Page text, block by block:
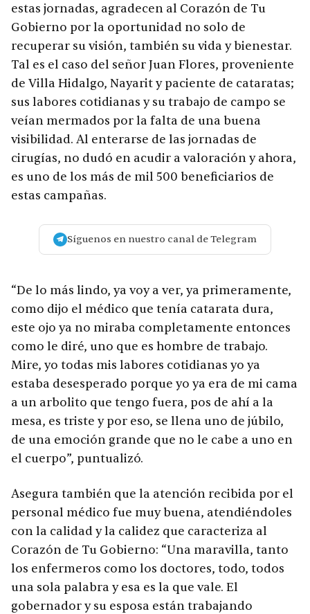
estas jornadas, agradecen al Corazón de Tu
Gobierno por la oportunidad no solo de
recuperar su visión, también su vida y bienestar.
Tal es el caso del señor Juan Flores, proveniente
de Villa Hidalgo, Nayarit y paciente de cataratas;
sus labores cotidianas y su trabajo de campo se
veían mermados por la falta de una buena
visibilidad. Al enterarse de las jornadas de
cirugías, no dudó en acudir a valoración y ahora,
es uno de los más de mil 500 beneficiarios de
estas campañas.
Síguenos en nuestro canal de Telegram
“De lo más lindo, ya voy a ver, ya primeramente,
como dijo el médico que tenía catarata dura,
este ojo ya no miraba completamente entonces
como le diré, uno que es hombre de trabajo.
Mire, yo todas mis labores cotidianas yo ya
estaba desesperado porque yo ya era de mi cama
a un arbolito que tengo fuera, pos de ahí a la
mesa, es triste y por eso, se llena uno de júbilo,
de una emoción grande que no le cabe a uno en
el cuerpo”, puntualizó.
Asegura también que la atención recibida por el
personal médico fue muy buena, atendiéndoles
con la calidad y la calidez que caracteriza al
Corazón de Tu Gobierno: “Una maravilla, tanto
los enfermeros como los doctores, todo, todos
una sola palabra y esa es la que vale. El
gobernador y su esposa están trabajando